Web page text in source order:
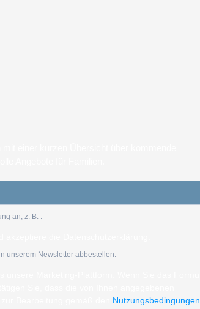
an, z. B. .
unserem Newsletter abbestellen.
Nutzungsbedingungen